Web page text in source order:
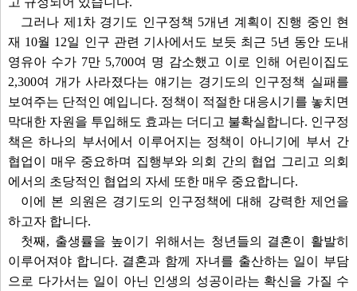
그러나 제1차 경기도 인구정책 5개년 계획이 진행 중인 현
재 10월 12일 인구 관련 기사에서도 보듯 최근 5년 동안 도내
영유아 수가 7만 5,700여 명 감소했고 이로 인해 어린이집도
2,300여 개가 사라졌다는 얘기는 경기도의 인구정책 실패를
보여주는 단적인 예입니다. 정책이 적절한 대응시기를 놓치면
막대한 자원을 투입해도 효과는 더디고 불확실합니다. 인구정
책은 하나의 부서에서 이루어지는 정책이 아니기에 부서 간
협업이 매우 중요하며 집행부와 의회 간의 협업 그리고 의회
에서의 초당적인 협업의 자세 또한 매우 중요합니다.
이에 본 의원은 경기도의 인구정책에 대해 강력한 제언을
하고자 합니다.
첫째, 출생률을 높이기 위해서는 청년들의 결혼이 활발히
이루어져야 합니다. 결혼과 함께 자녀를 출산하는 일이 부담
으로 다가서는 일이 아닌 인생의 성공이라는 확신을 가질 수